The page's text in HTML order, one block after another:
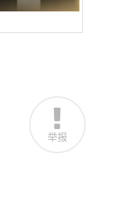
举报